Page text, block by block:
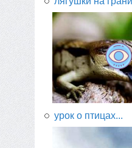
урок о птицах...